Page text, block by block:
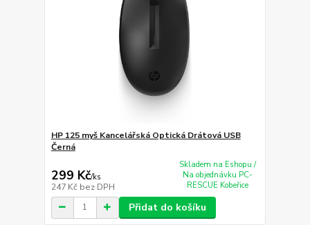
HP 125 myš Kancelářská Optická Drátová USB
Černá
299 Kč/ks
247 Kč bez DPH
Skladem na Eshopu /
Na objednávku PC-
RESCUE Kobeřice
Přidat do košíku